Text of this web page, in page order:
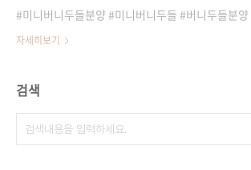
미니버니두들분양 #미니버니두들 #버니두들분
자세히보기
검색